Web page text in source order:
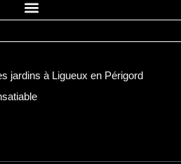
jardins à Ligueux en Périgord